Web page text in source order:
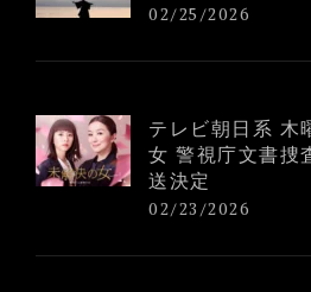
02/25/2026
テレビ朝日系 木
女 警視庁文書捜
送決定
02/23/2026